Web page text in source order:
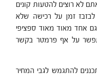
לא רוצים להטעות קונים
לבזבז זמן על רכישה שלא
אחד מאוד מאוד ספציפי
על אף פרמטר בקשר
להתגמש לגבי המחיר